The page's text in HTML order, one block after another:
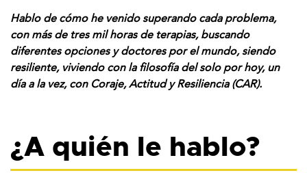
Hablo de cómo he venido superando cada problema,
con más de tres mil horas de terapias, buscando
diferentes opciones y doctores por el mundo, siendo
resiliente, viviendo con la filosofía del solo por hoy, un
día a la vez, con Coraje, Actitud y Resiliencia (CAR).
¿A quién le hablo?